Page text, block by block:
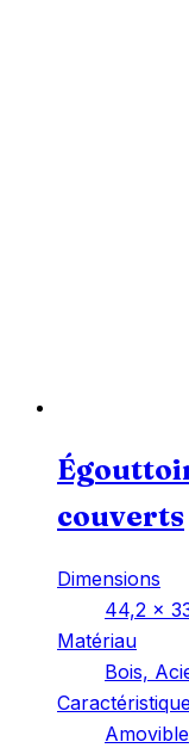
couverts
Dimensions
‎44,2 x
Matériau
‎Bois,
‎Amovible